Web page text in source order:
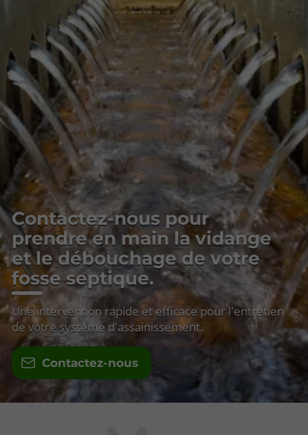
Contactez-nous pour
prendre en main la vidange
et le débouchage de votre
fosse septique.
Une intervention rapide et efficace pour l'entretien
de votre système d'assainissement.
Contactez-nous